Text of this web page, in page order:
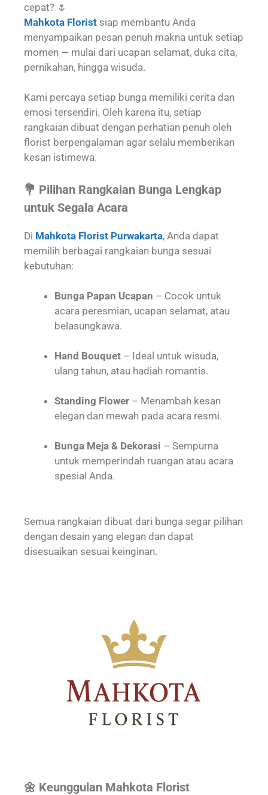
cepat? 🌷
Mahkota Florist siap membantu Anda
menyampaikan pesan penuh makna untuk setiap
momen — mulai dari ucapan selamat, duka cita,
pernikahan, hingga wisuda.
Kami percaya setiap bunga memiliki cerita dan
emosi tersendiri. Oleh karena itu, setiap
rangkaian dibuat dengan perhatian penuh oleh
florist berpengalaman agar selalu memberikan
kesan istimewa.
💐 Pilihan Rangkaian Bunga Lengkap
untuk Segala Acara
Di Mahkota Florist Purwakarta, Anda dapat
memilih berbagai rangkaian bunga sesuai
kebutuhan:
Bunga Papan Ucapan – Cocok untuk
acara peresmian, ucapan selamat, atau
belasungkawa.
Hand Bouquet – Ideal untuk wisuda,
ulang tahun, atau hadiah romantis.
Standing Flower – Menambah kesan
elegan dan mewah pada acara resmi.
Bunga Meja & Dekorasi – Sempurna
untuk memperindah ruangan atau acara
spesial Anda.
Semua rangkaian dibuat dari bunga segar pilihan
dengan desain yang elegan dan dapat
disesuaikan sesuai keinginan.
🌼 Keunggulan Mahkota Florist